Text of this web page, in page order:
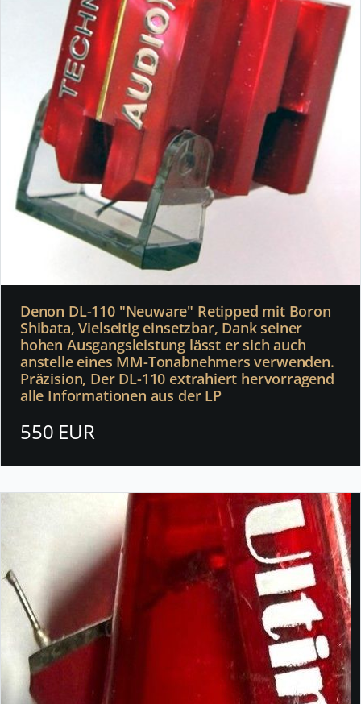
Denon DL-110 "Neuware" Retipped mit Boron
Shibata, Vielseitig einsetzbar, Dank seiner
hohen Ausgangsleistung lässt er sich auch
anstelle eines MM-Tonabnehmers verwenden.
Präzision, Der DL-110 extrahiert hervorragend
alle Informationen aus der LP
550 EUR